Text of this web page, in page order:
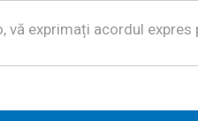
exprimați acordul